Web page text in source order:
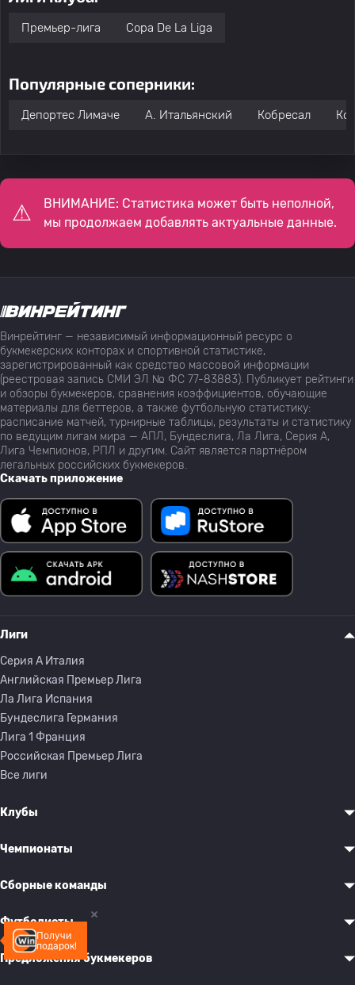
Премьер-лига Copa De La Liga
Популярные соперники:
Депортес Лимаче A. Итальянский Кобресал
ВНИМАНИЕ: Статистика может быть неполной,
мы продолжаем добавлять актуальные данные.
Получи
подарок!
Винрейтинг — независимый информационный ресурс о
букмекерских конторах и спортивной статистике,
зарегистрированный как средство массовой информации
(реестровая запись СМИ ЭЛ № ФС 77-83883). Публикует рейтинги
и обзоры букмекеров, сравнения коэффициентов, обучающие
материалы для беттеров, а также футбольную статистику:
расписание матчей, турнирные таблицы, результаты и статистику
по ведущим лигам мира — АПЛ, Бундеслига, Ла Лига, Серия А,
Лига Чемпионов, РПЛ и другим. Сайт является партнёром
легальных российских букмекеров.
Скачать приложение
Лиги
Серия A Италия
Английская Премьер Лига
Ла Лига Испания
Бундеслига Германия
Лига 1 Франция
Российская Премьер Лига
Все лиги
Клубы
Чемпионаты
Сборные команды
Футболисты
Предложения букмекеров